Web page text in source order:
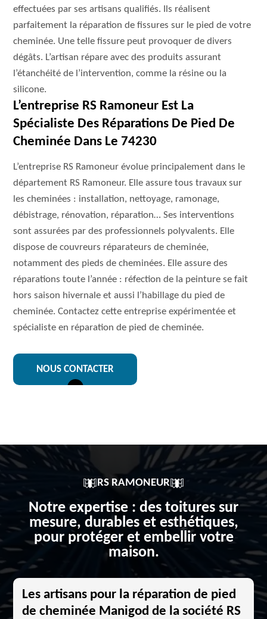
effectuées par ses artisans qualifiés. Ils réalisent
parfaitement la réparation de fissures sur le pied de votre
cheminée. Une telle fissure peut provoquer de divers
dégâts. L’artisan répare avec des produits assurant
l’étanchéité de l’intervention, comme la résine ou la
silicone.
L’entreprise RS Ramoneur Est La
Spécialiste Des Réparations De Pied De
Cheminée Dans Le 74230
L’entreprise RS Ramoneur évolue principalement dans le
département RS Ramoneur. Elle assure tous travaux sur
les cheminées : installation, nettoyage, ramonage,
débistrage, rénovation, réparation… Ses interventions
sont assurées par des professionnels polyvalents. Elle
dispose de couvreurs réparateurs de cheminée,
notamment des pieds de cheminées. Elle assure des
réparations toute l’année : réfection de la peinture se fait
hors saison hivernale et aussi l’habillage du pied de
cheminée. Contactez cette entreprise expérimentée et
spécialiste en réparation de pied de cheminée.
NOUS CONTACTER
RS RAMONEUR
Notre expertise : des toitures sur
mesure, durables et esthétiques,
pour protéger et embellir votre
maison.
Les artisans pour la réparation de pied
de cheminée Manigod de la société RS